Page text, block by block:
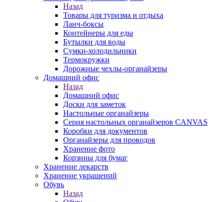
Назад
Товары для туризма и отдыха
Ланч-боксы
Контейнеры для еды
Бутылки для воды
Сумки-холодильники
Термокружки
Дорожные чехлы-органайзеры
Домашний офис
Назад
Домашний офис
Доски для заметок
Настольные органайзеры
Серия настольных органайзеров CANVAS
Коробки для документов
Органайзеры для проводов
Хранение фото
Корзины для бумаг
Хранение лекарств
Хранение украшений
Обувь
Назад